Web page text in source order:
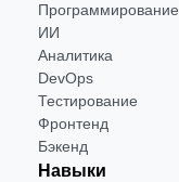
Программирование
ИИ
Аналитика
DevOps
Тестирование
Фронтенд
Бэкенд
Навыки